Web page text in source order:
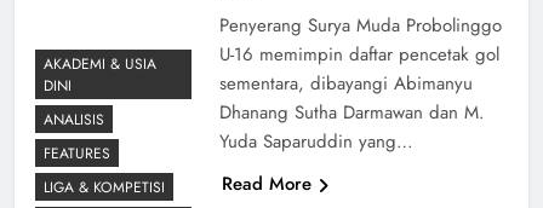
Penyerang Surya Muda Probolinggo
U-16 memimpin daftar pencetak gol
sementara, dibayangi Abimanyu
Dhanang Sutha Darmawan dan M.
Yuda Saparuddin yang…
Read More
AKADEMI & USIA
DINI
ANALISIS
FEATURES
LIGA & KOMPETISI